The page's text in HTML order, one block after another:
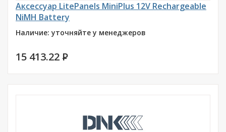
Аксессуар LitePanels MiniPlus 12V Rechargeable
NiMH Battery
Наличие: уточняйте у менеджеров
15 413.22 P